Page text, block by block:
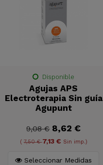
Disponible
Agujas APS
Electroterapia Sin guía
Agupunt
9,08 € 8,62 €
(7,50 €7,13 € Sin imp.)
Seleccionar Medidas